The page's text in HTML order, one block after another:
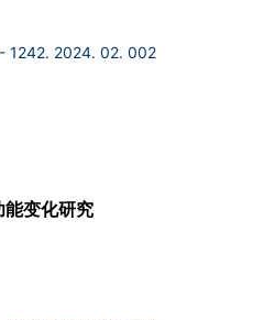
1242. 2024. 02. 002
能变化研究